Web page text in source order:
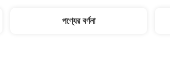
পণ্যের বর্ণনা